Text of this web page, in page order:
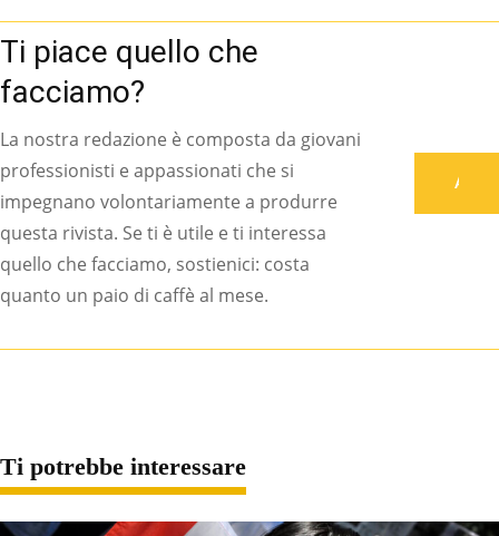
Ti piace quello che
facciamo?
La nostra redazione è composta da giovani
professionisti e appassionati che si
impegnano volontariamente a produrre
questa rivista. Se ti è utile e ti interessa
quello che facciamo, sostienici: costa
quanto un paio di caffè al mese.
Ti potrebbe interessare